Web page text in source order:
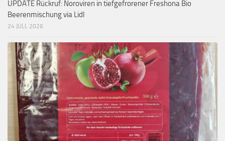
UPDATE Rückruf: Noroviren in tiefgefrorener Freshona Bio
Beerenmischung via Lidl
24 JULI, 2026